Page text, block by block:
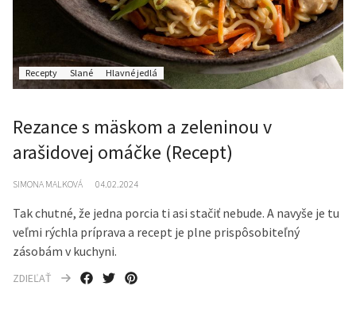
Recepty Slané Hlavné jedlá
Rezance s mäskom a zeleninou v
arašidovej omáčke (Recept)
SIMONA MALKOVÁ 04.02.2024
Tak chutné, že jedna porcia ti asi stačiť nebude. A navyše je tu
veľmi rýchla príprava a recept je plne prispôsobiteľný
zásobám v kuchyni.
ZDIEĽAŤ